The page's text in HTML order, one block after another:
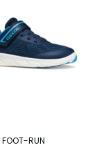
J FOOT-RUN